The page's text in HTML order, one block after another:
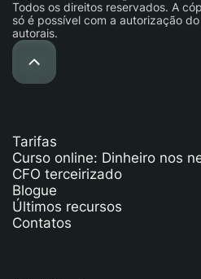
Todos os direitos reservados. A
só é possível com a autorização
autorais.
Tarifas
Curso online: Dinheiro nos
CFO terceirizado
Blogue
Últimos recursos
Contatos